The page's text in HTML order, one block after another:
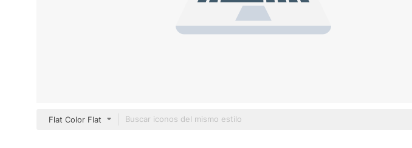
Flat Color Flat